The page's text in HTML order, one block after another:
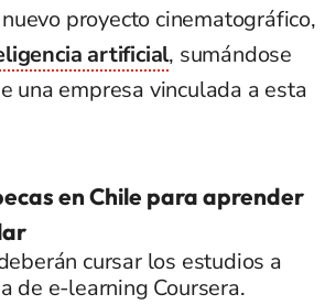
proyecto cinematográfico,
artificial, sumándose
una empresa vinculada a esta
en Chile para aprender
cursar los estudios a
de e-learning Coursera.